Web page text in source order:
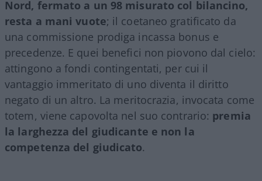
Nord, fermato a un 98 misurato col bilancino,
resta a mani vuote; il coetaneo gratificato da
una commissione prodiga incassa bonus e
precedenze. E quei benefici non piovono dal cielo:
attingono a fondi contingentati, per cui il
vantaggio immeritato di uno diventa il diritto
negato di un altro. La meritocrazia, invocata come
totem, viene capovolta nel suo contrario: premia
la larghezza del giudicante e non la
competenza del giudicato.